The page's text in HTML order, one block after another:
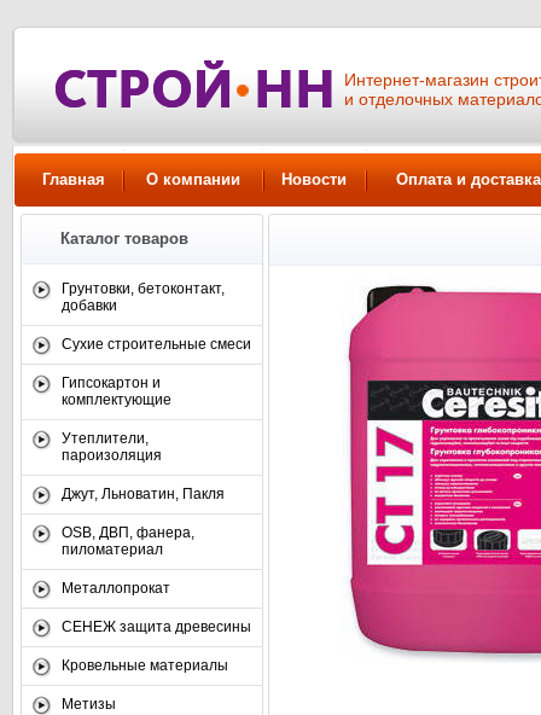
Интернет-магазин
и отделочных
Главная О компании Новости Оплата и доставка
Каталог товаров
Грунтовки, бетоконтакт,
добавки
Сухие строительные смеси
Гипсокартон и
комплектующие
Утеплители,
пароизоляция
Джут, Льноватин, Пакля
OSB, ДВП, фанера,
пиломатериал
Металлопрокат
СЕНЕЖ защита древесины
Кровельные материалы
Метизы